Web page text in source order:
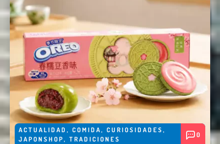
ACTUALIDAD , COMIDA, CURIOSIDADES,
JAPONSHOP, TRADICIONES
0